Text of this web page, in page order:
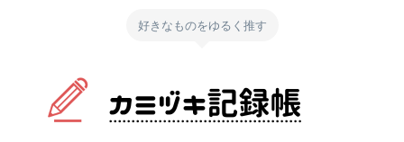
好きなものをゆるく推す